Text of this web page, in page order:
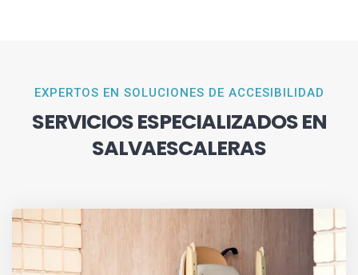
EXPERTOS EN SOLUCIONES DE ACCESIBILIDAD
SERVICIOS ESPECIALIZADOS EN
SALVAESCALERAS